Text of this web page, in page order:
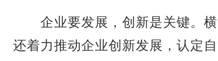
企业要发展，创新是关键。
还着力推动企业创新发展，认定